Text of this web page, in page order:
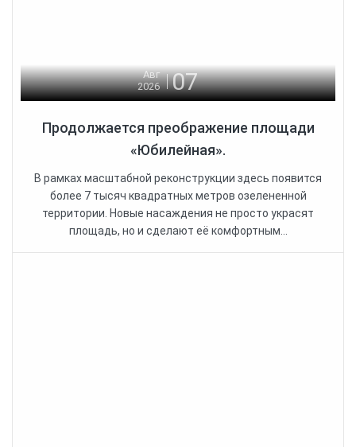
Авг
2026
07
Продолжается преображение площади
«Юбилейная».
В рамках масштабной реконструкции здесь появится
более 7 тысяч квадратных метров озелененной
территории. Новые насаждения не просто украсят
площадь, но и сделают её комфортным...